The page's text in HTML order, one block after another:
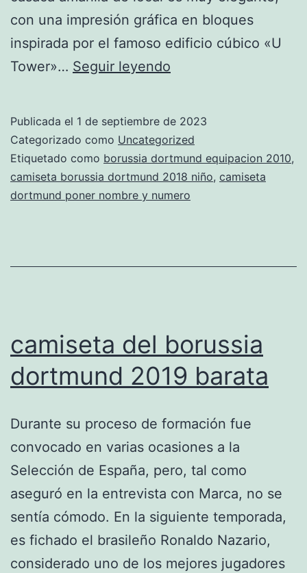
con una impresión gráfica en bloques
inspirada por el famoso edificio cúbico «U
Tower»… Seguir leyendo
2024
naranja
Publicada el 1 de septiembre de 2023
Categorizado como Uncategorized
Etiquetado como borussia dortmund equipacion 2010,
camiseta borussia dortmund 2018 niño, camiseta
dortmund poner nombre y numero
camiseta del borussia
dortmund 2019 barata
Durante su proceso de formación fue
convocado en varias ocasiones a la
Selección de España, pero, tal como
aseguró en la entrevista con Marca, no se
sentía cómodo. En la siguiente temporada,
es fichado el brasileño Ronaldo Nazario,
considerado uno de los mejores jugadores